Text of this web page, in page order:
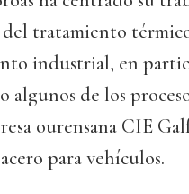
tratamiento
industrial, en
algunos de los
ourensana CIE
para vehículos.